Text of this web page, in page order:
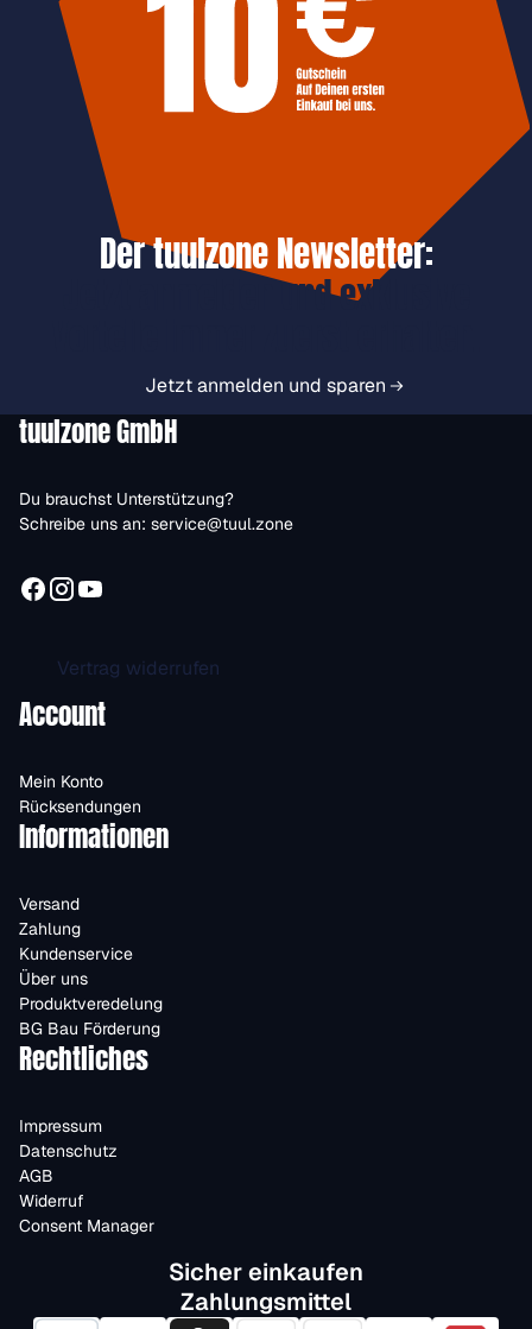
Der tuulzone Newsletter:
Jetzt anmelden und exklusive
Jetzt anmelden und sparen
tuulzone GmbH
Du brauchst Unterstützung?
Schreibe uns an: service@tuul.zone
Vertrag widerrufen
Account
Mein Konto
Rücksendungen
Informationen
Versand
Zahlung
Kundenservice
Über uns
Produktveredelung
BG Bau Förderung
Rechtliches
Impressum
Datenschutz
AGB
Widerruf
Consent Manager
Sicher einkaufen
Zahlungsmittel